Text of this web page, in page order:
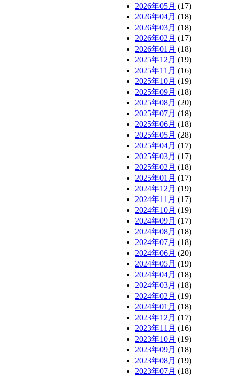
2026年05月 (17)
2026年04月 (18)
2026年03月 (18)
2026年02月 (17)
2026年01月 (18)
2025年12月 (19)
2025年11月 (16)
2025年10月 (19)
2025年09月 (18)
2025年08月 (20)
2025年07月 (18)
2025年06月 (18)
2025年05月 (28)
2025年04月 (17)
2025年03月 (17)
2025年02月 (18)
2025年01月 (17)
2024年12月 (19)
2024年11月 (17)
2024年10月 (19)
2024年09月 (17)
2024年08月 (18)
2024年07月 (18)
2024年06月 (20)
2024年05月 (19)
2024年04月 (18)
2024年03月 (18)
2024年02月 (19)
2024年01月 (18)
2023年12月 (17)
2023年11月 (16)
2023年10月 (19)
2023年09月 (18)
2023年08月 (19)
2023年07月 (18)